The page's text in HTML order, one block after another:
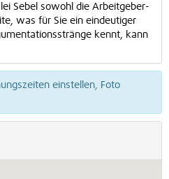
Sebel sowohl die Arbeitgeber-
was für Sie ein eindeutiger
kennt, kann
einstellen, Foto